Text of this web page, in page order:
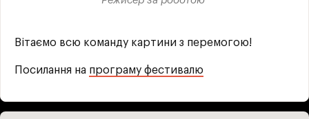
Вітаємо всю команду картини з перемогою!
Посилання на програму фестивалю